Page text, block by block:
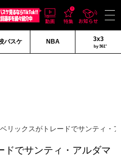
バスケ NBA 3x3
by 361°
リックスがトレードでサンティ・
ドでサンティ・アルダマ